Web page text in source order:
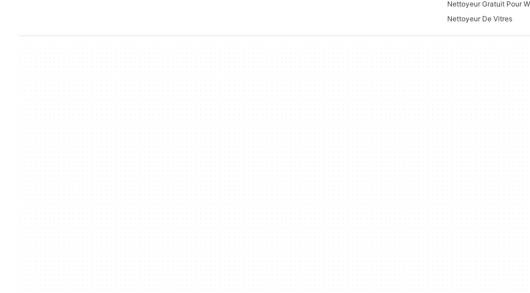
Nettoyeur Gratuit Pour
Nettoyeur De Vitres